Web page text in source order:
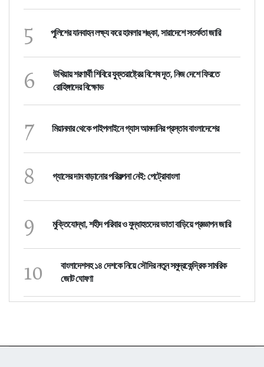
5 পুলিশের যানবাহন লক্ষ্য করে হামলার শঙ্কা, সারাদেশে সতর্কতা জারি
6
উখিয়ায় শরণার্থী শিবিরে যুক্তরাষ্ট্রের বিশেষ দূত, নিজ দেশে ফিরতে
রোহিঙ্গাদের বিক্ষোভ
7 মিয়ানমার থেকে পাইপলাইনে গ্যাস আমদানির প্রস্তাব বাংলাদেশের
8 গ্যাসের দাম বাড়ানোর পরিকল্পনা নেই: পেট্রোবাংলা
9 মুক্তিযোদ্ধা, শহীদ পরিবার ও যুদ্ধাহতদের ভাতা বাড়িয়ে প্রজ্ঞাপন জারি
10
বাংলাদেশসহ ১৪ দেশকে নিয়ে সৌদির নতুন সমুদ্রকেন্দ্রিক সামরিক
জোট ঘোষণা